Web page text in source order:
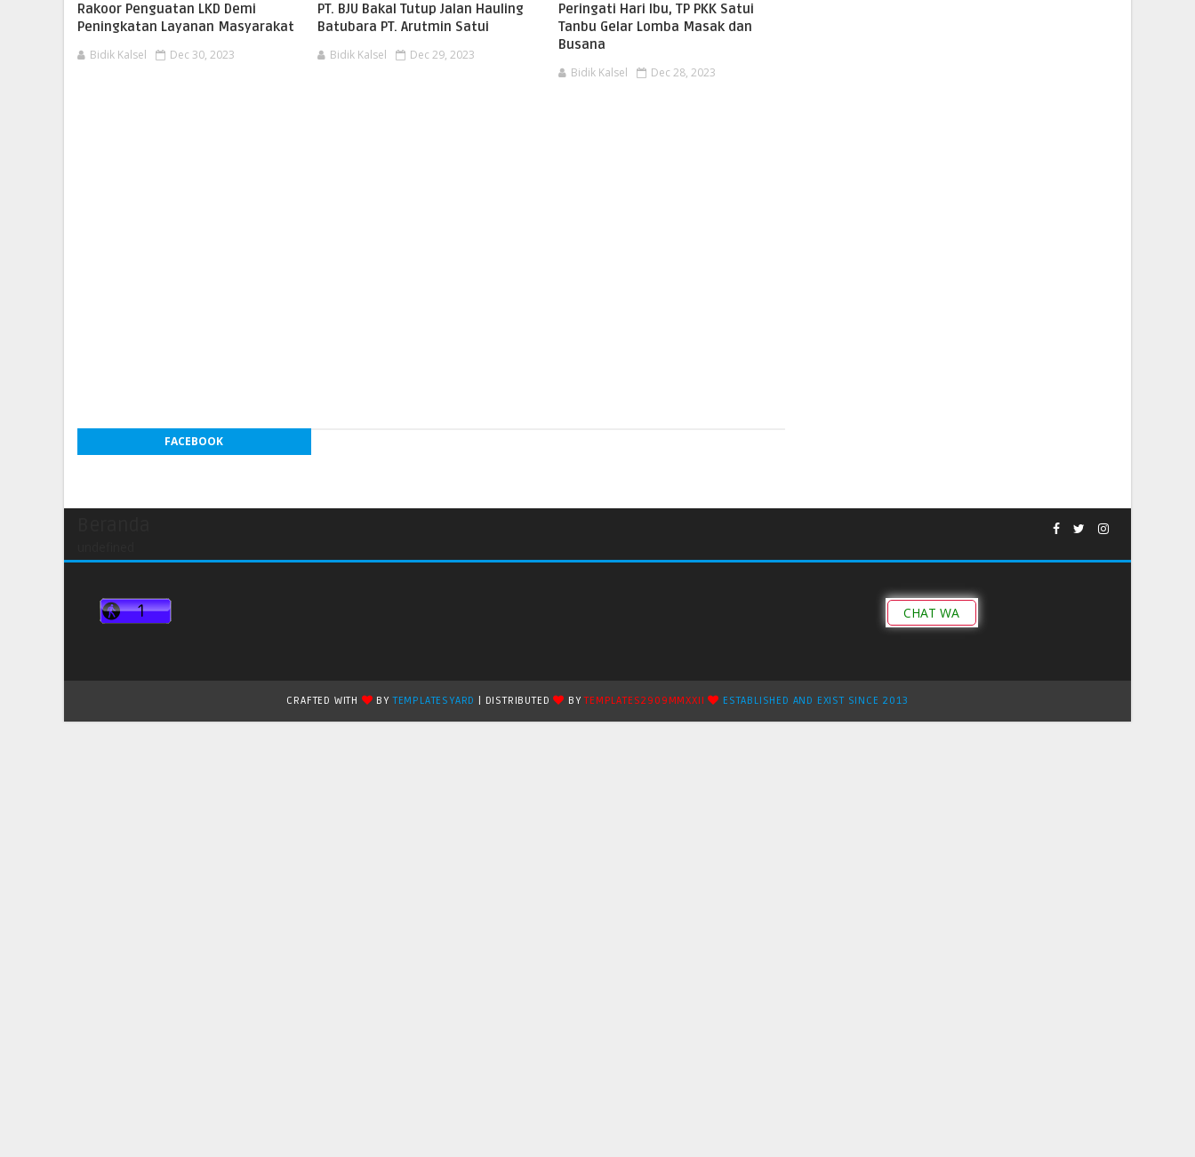
Rakoor Penguatan LKD Demi
Peningkatan Layanan Masyarakat
Bidik Kalsel Dec 30, 2023
PT. BJU Bakal Tutup Jalan Hauling
Batubara PT. Arutmin Satui
Bidik Kalsel Dec 29, 2023
Peringati Hari Ibu, TP PKK Satui
Tanbu Gelar Lomba Masak dan
Busana
Bidik Kalsel Dec 28, 2023
FACEBOOK
CHAT WA
CRAFTED WITH BYTEMPLATESYARD | DISTRIBUTED BYTEMPLATES2909MMXXII ESTABLISHED AND EXIST SINCE 2013